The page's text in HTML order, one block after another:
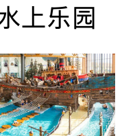
上乐园